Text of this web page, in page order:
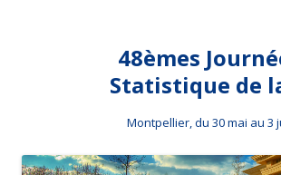
48èmes
Statistique de
Montpellier, du 30 mai au 3